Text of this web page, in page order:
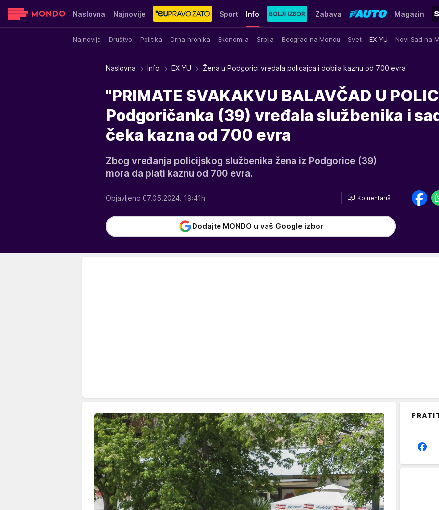
Naslovna Najnovije Sport Info
Najnovije Društvo Politika Crna hronika Ekonomija Srbija Beograd na Mondu Svet EX YU Novi Sad na
Zabava Magazin
Sensa Stvar ukusa Yumama
Naslovna Info EX YU Žena u Podgorici vređala policajca i dobila kaznu od 700 evra
"PRIMATE SVAKAKVU BALAVČAD U
Podgoričanka (39) vređala službenika i
čeka kazna od 700 evra
Zbog vređanja policijskog službenika žena iz Podgorice (39)
mora da plati kaznu od 700 evra.
Objavljeno 07.05.2024. 19:41h Komentariši
Dodajte MONDO u vaš Google izbor